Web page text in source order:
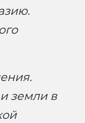
.
земли в